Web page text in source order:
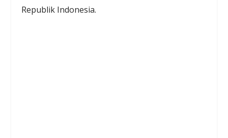
Republik Indonesia.